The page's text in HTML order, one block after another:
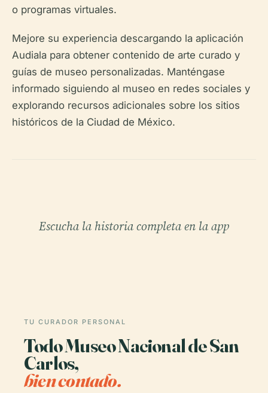
o programas virtuales.
Mejore su experiencia descargando la aplicación
Audiala para obtener contenido de arte curado y
guías de museo personalizadas. Manténgase
informado siguiendo al museo en redes sociales y
explorando recursos adicionales sobre los sitios
históricos de la Ciudad de México.
Escucha la historia completa en la app
TU CURADOR PERSONAL
Todo Museo Nacional de San
Carlos,
bien contado.